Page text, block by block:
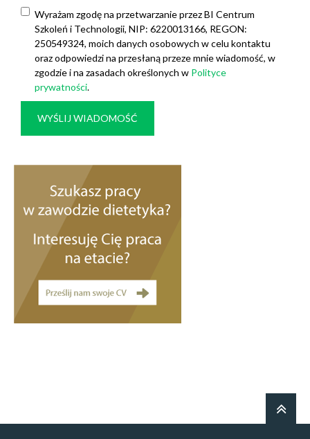
Wyrażam zgodę na przetwarzanie przez BI Centrum
Szkoleń i Technologii, NIP: 6220013166, REGON:
250549324, moich danych osobowych w celu kontaktu
oraz odpowiedzi na przesłaną przeze mnie wiadomość, w
zgodzie i na zasadach określonych w Polityce
prywatności.
WYŚLIJ WIADOMOŚĆ